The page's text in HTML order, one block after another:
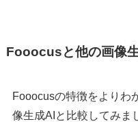
Fooocusと他の画像
Fooocusの特徴をよりわ
像生成AIと比較してみま